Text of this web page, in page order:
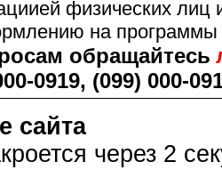
физических лиц
на
обращайтесь
0919, (099) 000-
сайта
через 2